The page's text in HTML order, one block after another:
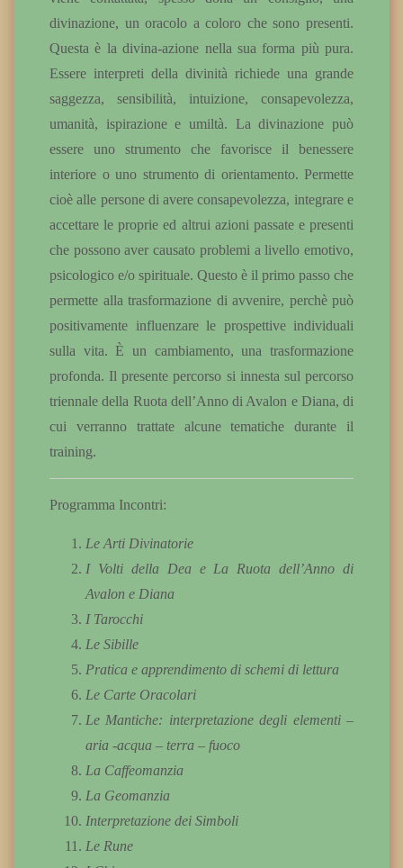
divinazione, un oracolo a coloro che sono presenti.
Questa è la divina-azione nella sua forma più pura.
Essere interpreti della divinità richiede una grande
saggezza, sensibilità, intuizione, consapevolezza,
umanità, ispirazione e umiltà. La divinazione può
essere uno strumento che favorisce il benessere
interiore o uno strumento di orientamento. Permette
cioè alle persone di avere consapevolezza, integrare e
accettare le proprie ed altrui azioni passate e presenti
che possono aver causato problemi a livello emotivo,
psicologico e/o spirituale. Questo è il primo passo che
permette alla trasformazione di avvenire, perchè può
positivamente influenzare le prospettive individuali
sulla vita. È un cambiamento, una trasformazione
profonda. Il presente percorso si innesta sul percorso
triennale della Ruota dell’Anno di Avalon e Diana, di
cui verranno trattate alcune tematiche durante il
training.
Programma Incontri:
Le Arti Divinatorie
I Volti della Dea e La Ruota dell’Anno di
Avalon e Diana
I Tarocchi
Le Sibille
Pratica e apprendimento di schemi di lettura
Le Carte Oracolari
Le Mantiche: interpretazione degli elementi –
aria -acqua – terra – fuoco
La Caffeomanzia
La Geomanzia
Interpretazione dei Simboli
Le Rune